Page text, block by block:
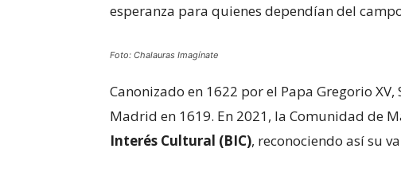
esperanza para quienes dependían del
Foto: Chalauras Imagínate
Canonizado en 1622 por el Papa Gregorio
Madrid en 1619. En 2021, la Comunidad de
Interés Cultural (BIC), reconociendo así su